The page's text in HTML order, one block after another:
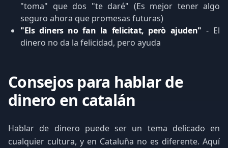
"toma" que dos "te daré" (Es mejor tener algo
seguro ahora que promesas futuras)
"Els diners no fan la felicitat, però ajuden" - El
dinero no da la felicidad, pero ayuda
Consejos para hablar de
dinero en catalán
Hablar de dinero puede ser un tema delicado en
cualquier cultura, y en Cataluña no es diferente. Aquí